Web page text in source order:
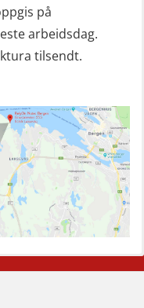
repetisjon
m/E-læring
simulator
på
arbeidsdag.
tilsendt.
senter
kurs